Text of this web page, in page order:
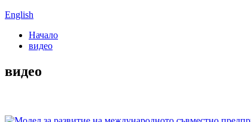
English
Начало
видео
видео